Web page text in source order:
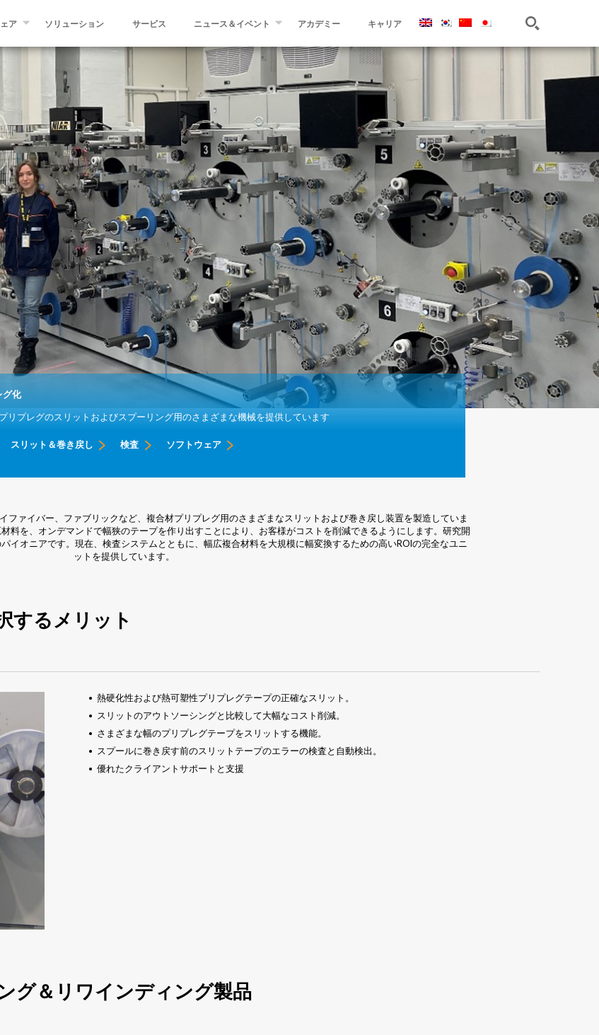
ント装
リッタ
ア
イス
管理システム
ソリューション サービス ニュース＆イベント
ニュース
イベント
プレスニュース
ブログ
アカデミー キャリア
グ化
リプレグのスリットおよびスプーリング用のさまざまな機械を提供しています
スリット＆巻き戻し 検査 ソフトウェア
ファイバー、ファブリックなど、複合材プリプレグ用のさまざまなスリットおよび巻き戻し装置を製造していま
料を、オンデマンドで幅狭のテープを作り出すことにより、お客様がコストを削減できるようにします。研究開
イオニアです。現在、検査システムとともに、幅広複合材料を大規模に幅変換するための高いROIの完全なユニ
ットを提供しています。
するメリット
熱硬化性および熱可塑性プリプレグテープの正確なスリット。
スリットのアウトソーシングと比較して大幅なコスト削減。
さまざまな幅のプリプレグテープをスリットする機能。
スプールに巻き戻す前のスリットテープのエラーの検査と自動検出。
優れたクライアントサポートと支援
グ＆リワインディング製品